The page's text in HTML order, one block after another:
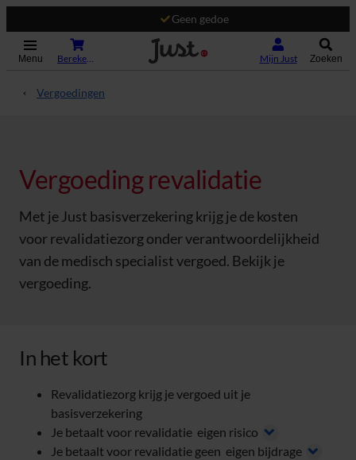
Geen gedoe
Menu Mijn Just Zoeken
Vergoedingen
Vergoeding revalidatie
Met je Just basisverzekering krijg je de kosten
voor revalidatiezorg onder verantwoordelijkheid
van de medisch specialist vergoed. Bekijk je
vergoeding.
In het kort
Revalidatiezorg krijg je vergoed uit je
basisverzekering
Je betaalt voor revalidatie eigen risico
Je betaalt voor revalidatie geen eigen bijdrage